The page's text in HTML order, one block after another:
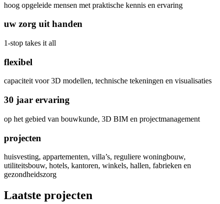
hoog opgeleide mensen met praktische kennis en ervaring
uw zorg uit handen
1-stop takes it all
flexibel
capaciteit voor 3D modellen, technische tekeningen en visualisaties
30 jaar ervaring
op het gebied van bouwkunde, 3D BIM en projectmanagement
projecten
huisvesting, appartementen, villa’s, reguliere woningbouw,
utiliteitsbouw, hotels, kantoren, winkels, hallen, fabrieken en
gezondheidszorg
Laatste projecten